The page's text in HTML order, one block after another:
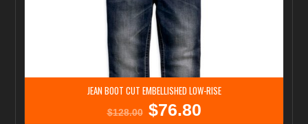
JEAN BOOT CUT EMBELLISHED LOW-RISE
$128.00
El
$76.80El